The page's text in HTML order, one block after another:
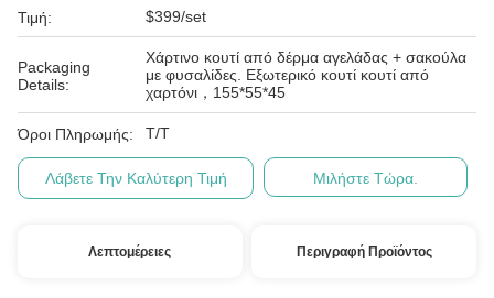
Τιμή: $399/set
Packaging
Details:
Χάρτινο κουτί από δέρμα αγελάδας + σακούλα
με φυσαλίδες. Εξωτερικό κουτί κουτί από
χαρτόνι，155*55*45
Όροι Πληρωμής: T/T
Λάβετε Την Καλύτερη Τιμή Μιλήστε Τώρα.
Λεπτομέρειες Περιγραφή Προϊόντος